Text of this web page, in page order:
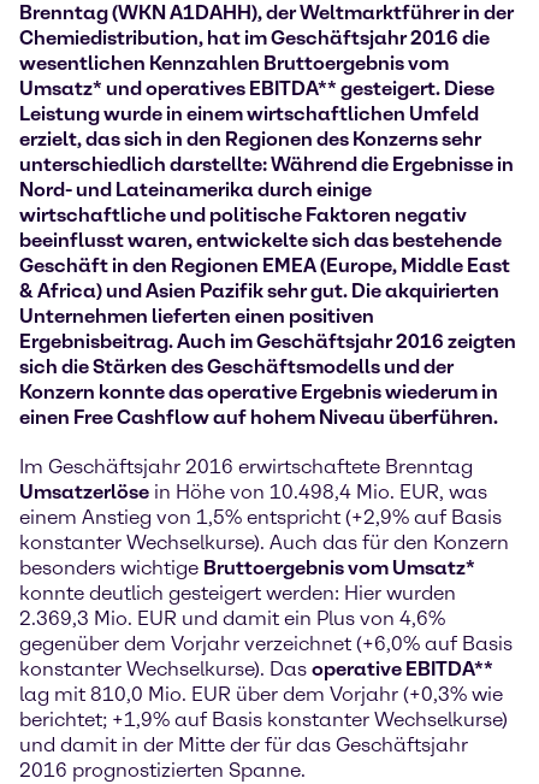
Brenntag (WKN A1DAHH), der Weltmarktführer in der
Chemiedistribution, hat im Geschäftsjahr 2016 die
wesentlichen Kennzahlen Bruttoergebnis vom
Umsatz* und operatives EBITDA** gesteigert. Diese
Leistung wurde in einem wirtschaftlichen Umfeld
erzielt, das sich in den Regionen des Konzerns sehr
unterschiedlich darstellte: Während die Ergebnisse in
Nord- und Lateinamerika durch einige
wirtschaftliche und politische Faktoren negativ
beeinflusst waren, entwickelte sich das bestehende
Geschäft in den Regionen EMEA (Europe, Middle East
& Africa) und Asien Pazifik sehr gut. Die akquirierten
Unternehmen lieferten einen positiven
Ergebnisbeitrag. Auch im Geschäftsjahr 2016 zeigten
sich die Stärken des Geschäftsmodells und der
Konzern konnte das operative Ergebnis wiederum in
einen Free Cashflow auf hohem Niveau überführen.
Im Geschäftsjahr 2016 erwirtschaftete Brenntag
Umsatzerlöse in Höhe von 10.498,4 Mio. EUR, was
einem Anstieg von 1,5% entspricht (+2,9% auf Basis
konstanter Wechselkurse). Auch das für den Konzern
besonders wichtige Bruttoergebnis vom Umsatz*
konnte deutlich gesteigert werden: Hier wurden
2.369,3 Mio. EUR und damit ein Plus von 4,6%
gegenüber dem Vorjahr verzeichnet (+6,0% auf Basis
konstanter Wechselkurse). Das operative EBITDA**
lag mit 810,0 Mio. EUR über dem Vorjahr (+0,3% wie
berichtet; +1,9% auf Basis konstanter Wechselkurse)
und damit in der Mitte der für das Geschäftsjahr
2016 prognostizierten Spanne.